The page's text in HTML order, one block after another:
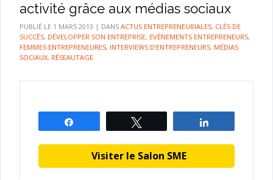
activité grâce aux médias sociaux
PUBLIÉ LE 1 MARS 2013 | DANS ACTUS ENTREPRENEURIALES, CLÉS DE
SUCCÈS, DÉVELOPPER SON ENTREPRISE, EVÈNEMENTS ENTREPRENEURS,
FEMMES ENTREPRENEURES, INTERVIEWS D'ENTREPRENEURS, MÉDIAS
SOCIAUX, RÉSEAUTAGE
Visiter le Salon SME